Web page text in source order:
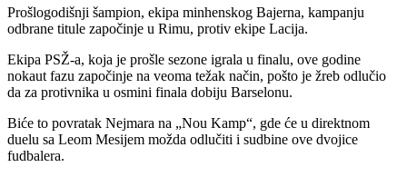
Prošlogodišnji šampion, ekipa minhenskog Bajerna, kampanju
odbrane titule započinje u Rimu, protiv ekipe Lacija.
Ekipa PSŽ-a, koja je prošle sezone igrala u finalu, ove godine
nokaut fazu započinje na veoma težak način, pošto je žreb odlučio
da za protivnika u osmini finala dobiju Barselonu.
Biće to povratak Nejmara na „Nou Kamp“, gde će u direktnom
duelu sa Leom Mesijem možda odlučiti i sudbine ove dvojice
fudbalera.